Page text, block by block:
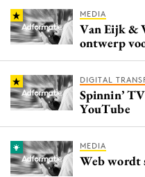
MEDIA
Van Eijk &
ontwerp
DIGITAL
Spinnin’
YouTube
MEDIA
Web wordt